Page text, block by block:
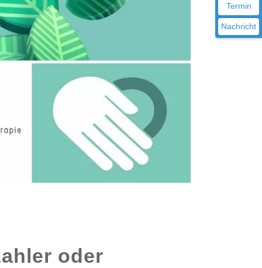
Termin
Nachricht
oder